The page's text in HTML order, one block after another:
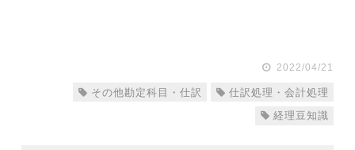
2022/04/21
その他勘定科目・仕訳
仕訳処理・会計処理
経理豆知識